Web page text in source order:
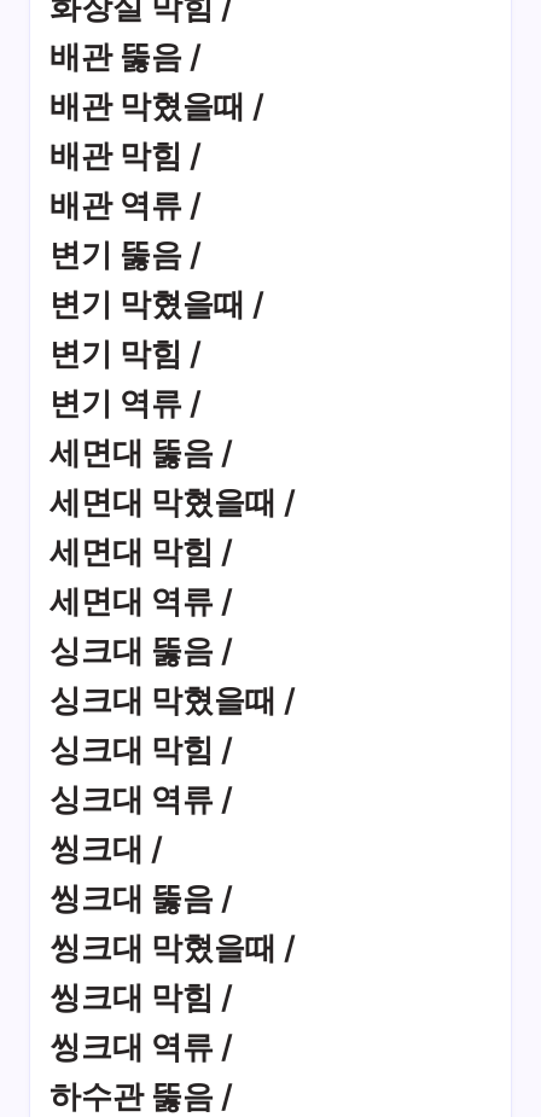
배관 뚫음 /
배관 막혔을때 /
배관 막힘 /
배관 역류 /
변기 뚫음 /
변기 막혔을때 /
변기 막힘 /
변기 역류 /
세면대 뚫음 /
세면대 막혔을때 /
세면대 막힘 /
세면대 역류 /
싱크대 뚫음 /
싱크대 막혔을때 /
싱크대 막힘 /
싱크대 역류 /
씽크대 /
씽크대 뚫음 /
씽크대 막혔을때 /
씽크대 막힘 /
씽크대 역류 /
하수관 뚫음 /